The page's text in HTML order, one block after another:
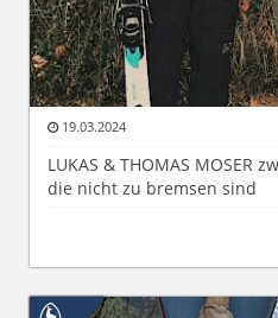
19.03.2024
LUKAS & THOMAS MOSER
die nicht zu bremsen sind